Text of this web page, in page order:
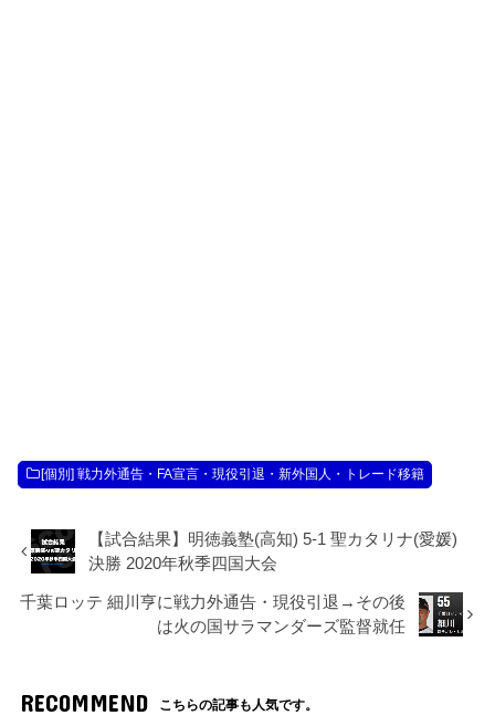
[個別] 戦力外通告・FA宣言・現役引退・新外国人・トレード移籍
【試合結果】明徳義塾(高知) 5-1 聖カタリナ(愛媛)
決勝 2020年秋季四国大会
千葉ロッテ 細川亨に戦力外通告・現役引退→その後
は火の国サラマンダーズ監督就任
RECOMMEND こちらの記事も人気です。